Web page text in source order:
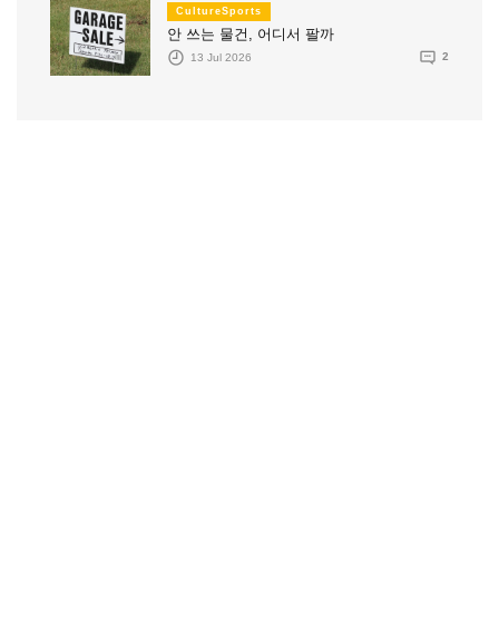
CultureSports
안 쓰는 물건, 어디서 팔까
13 Jul 2026 2